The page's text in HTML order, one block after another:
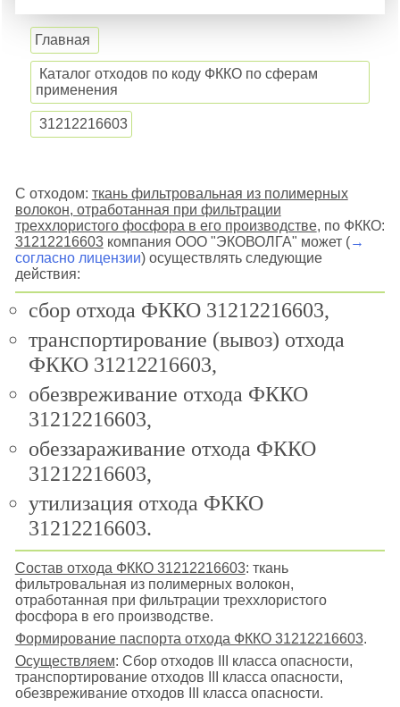
Главная
Каталог отходов по коду ФККО по сферам
применения
31212216603
С отходом: ткань фильтровальная из полимерных
волокон, отработанная при фильтрации
треххлористого фосфора в его производстве, по ФККО:
31212216603компания ООО "ЭКОВОЛГА" может (→
согласно лицензии) осуществлять следующие
действия:
сбор отхода ФККО 31212216603,
транспортирование (вывоз) отхода
ФККО 31212216603,
обезвреживание отхода ФККО
31212216603,
обеззараживание отхода ФККО
31212216603,
утилизация отхода ФККО
31212216603.
Состав отхода ФККО 31212216603: ткань
фильтровальная из полимерных волокон,
отработанная при фильтрации треххлористого
фосфора в его производстве.
Формирование паспорта отхода ФККО 31212216603.
Осуществляем: Сбор отходов III класса опасности,
транспортирование отходов III класса опасности,
обезвреживание отходов III класса опасности.